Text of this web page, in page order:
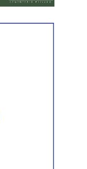
encontró el teléfono